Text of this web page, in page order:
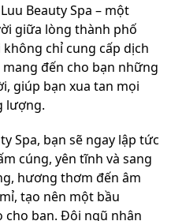
Beauty Spa – một
giữa lòng thành phố
chỉ cung cấp dịch
đến cho bạn những
giúp bạn xua tan mọi
lượng.
Spa, bạn sẽ ngay lập tức
cúng, yên tĩnh và sang
hương thơm đến âm
tạo nên một bầu
bạn. Đội ngũ nhân